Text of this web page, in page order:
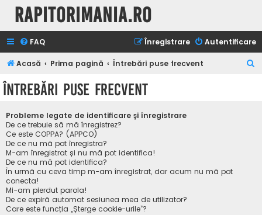
Rapitorimania.ro
FAQ Autentificare
Înregistrare
Acasă Prima pagină Întrebări puse frecvent
Întrebări puse frecvent
Probleme legate de identificare și înregistrare
De ce trebuie să mă înregistrez?
Ce este COPPA? (APPCO)
De ce nu mă pot înregistra?
M-am înregistrat și nu mă pot identifica!
De ce nu mă pot identifica?
În urmă cu ceva timp m-am înregistrat, dar acum nu mă pot
conecta!
Mi-am pierdut parola!
De ce expiră automat sesiunea mea de utilizator?
Care este funcția „Șterge cookie-urile”?